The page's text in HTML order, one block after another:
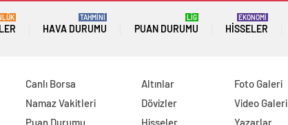
HAVA DURUMU
TAHMİNİ
PUAN DURUMU
LİG
HISSELER
EKONOMİ
Canlı Borsa
Namaz Vakitleri
Puan Durumu
Altınlar
Dövizler
Hisseler
Foto Galeri
Video Galeri
Yazarlar